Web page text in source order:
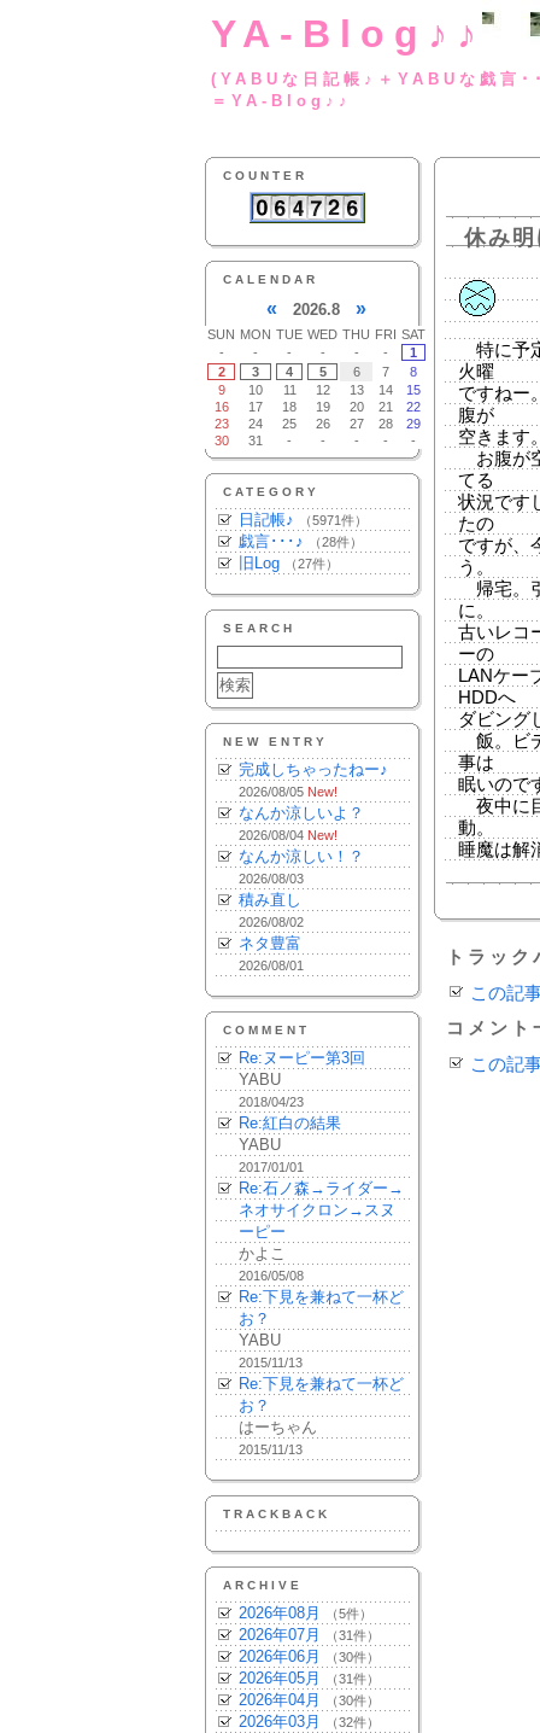
YA-Blog♪♪
(YABUな日記帳♪
＝YA-Blog♪♪
COUNTER
CALENDAR
« 2026.8 »
SUN MON TUE WED THU FRI SAT
-
- - - - -
1
2
3 4 5 6 7
8
9
10 11 12 13 14
15
16
17 18 19 20 21
22
23
24 25 26 27 28
29
30
31 - - - - -
CATEGORY
日記帳♪ （5971件）
戯言･･･♪ （28件）
旧Log （27件）
SEARCH
NEW ENTRY
完成しちゃったねー♪
2026/08/05 New!
なんか涼しいよ？
2026/08/04 New!
なんか涼しい！？
2026/08/03
積み直し
2026/08/02
ネタ豊富
2026/08/01
COMMENT
Re:ヌーピー第3回
YABU
2018/04/23
Re:紅白の結果
YABU
2017/01/01
Re:石ノ森→ライダー→
ネオサイクロン→スヌ
ーピー
かよこ
2016/05/08
Re:下見を兼ねて一杯ど
お？
YABU
2015/11/13
Re:下見を兼ねて一杯ど
お？
はーちゃん
2015/11/13
TRACKBACK
ARCHIVE
2026年08月 （5件）
2026年07月 （31件）
2026年06月 （30件）
2026年05月 （31件）
2026年04月 （30件）
2026年03月 （32件）
休み
特に予
火曜
ですねー
腹が
空きます
お腹が
てる
状況です
たの
ですが、
う。
帰宅。
に。
古いレコ
ーの
LANケー
HDDへ
ダビング
飯。ビ
事は
眠いので
夜中に
動。
睡魔は解
トラッ
この記
コメント
この記